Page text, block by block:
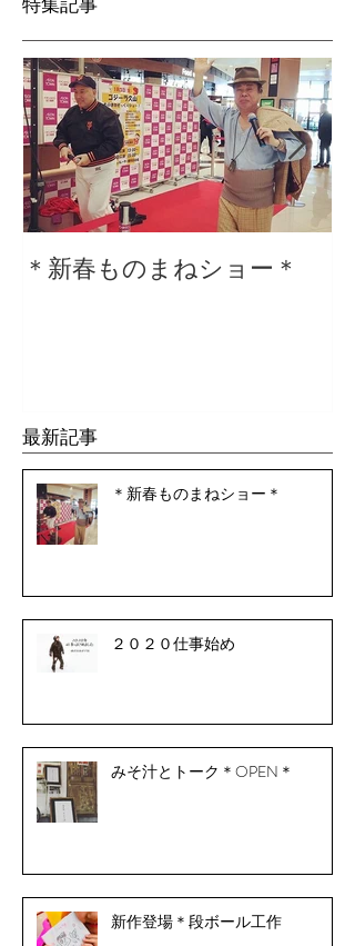
＊新春ものまねショー＊
最新記事
＊新春ものまねショー＊
２０２０仕事始め
みそ汁とトーク＊OPEN＊
新作登場＊段ボール工作